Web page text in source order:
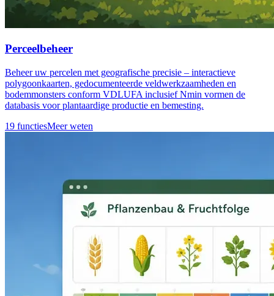
Perceelbeheer
Beheer uw percelen met geografische precisie – interactieve
polygoonkaarten, gedocumenteerde veldwerkzaamheden en
bodemmonsters conform VDLUFA inclusief Nmin vormen de
databasis voor plantaardige productie en bemesting.
19 functiesMeer weten